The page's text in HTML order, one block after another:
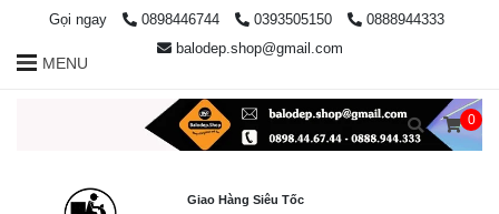
Gọi ngay 0898446744 0393505150
0888944333
balodep.shop@gmail.com
MENU
0
Giao Hàng Siêu Tốc